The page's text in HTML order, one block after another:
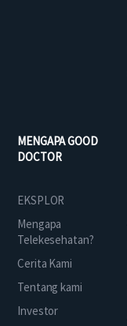
MENGAPA GOOD
DOCTOR
EKSPLOR
Mengapa
Telekesehatan?
Cerita Kami
Tentang kami
Investor